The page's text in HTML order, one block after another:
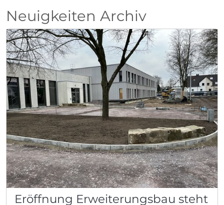
Neuigkeiten Archiv
Eröffnung Erweiterungsbau steht